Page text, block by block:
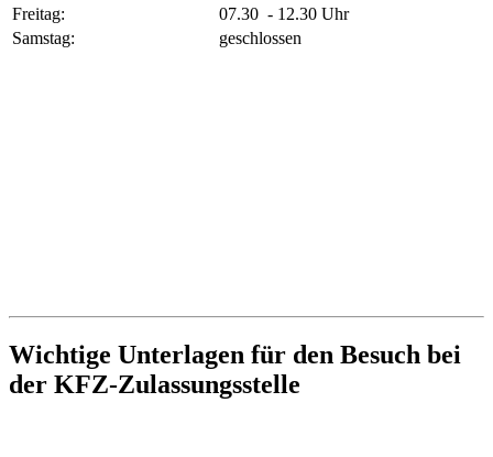
Freitag:
07.30 - 12.30 Uhr
Samstag:
geschlossen
Wichtige Unterlagen für den Besuch bei
der KFZ-Zulassungsstelle